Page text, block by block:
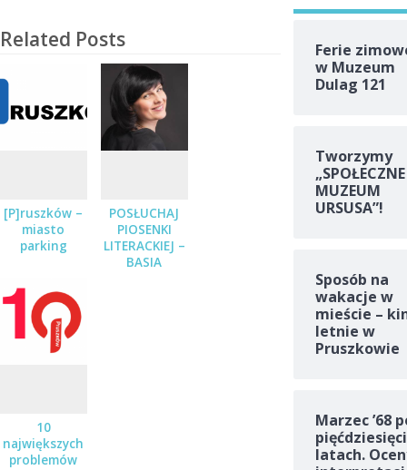
Related Posts
[P]ruszków –
miasto
parking
POSŁUCHAJ
PIOSENKI
LITERACKIEJ –
BASIA
10
największych
problemów
Ferie
w Muzeum
Dulag 121
Tworzymy
„SPOŁECZNE
MUZEUM
URSUSA”!
Sposób na
wakacje w
mieście –
letnie w
Pruszkowie
Marzec ’68
latach.